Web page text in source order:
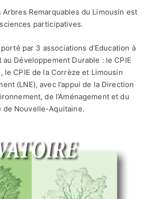
Arbres Remarquables du Limousin est
participatives.
par 3 associations d’Education à
au Développement Durable : le CPIE
le CPIE de la Corrèze et Limousin
(LNE), avec l’appui de la Direction
de l’Aménagement et du
de Nouvelle-Aquitaine.